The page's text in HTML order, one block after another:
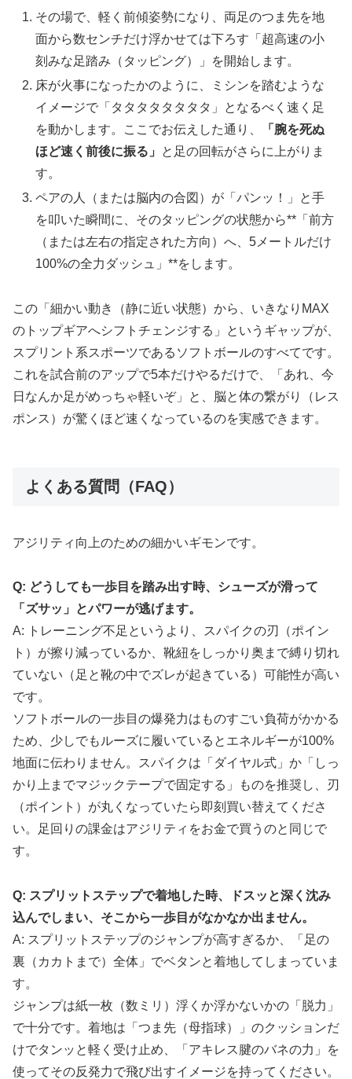
その場で、軽く前傾姿勢になり、両足のつま先を地
面から数センチだけ浮かせては下ろす「超高速の小
刻みな足踏み（タッピング）」を開始します。
床が火事になったかのように、ミシンを踏むような
イメージで「タタタタタタタタ」となるべく速く足
を動かします。ここでお伝えした通り、
「腕を死ぬ
ほど速く前後に振る」
と足の回転がさらに上がりま
す。
ペアの人（または脳内の合図）が「パンッ！」と手
を叩いた瞬間に、そのタッピングの状態から**「前方
（または左右の指定された方向）へ、5メートルだけ
100%の全力ダッシュ」**をします。
この「細かい動き（静に近い状態）から、いきなりMAX
のトップギアへシフトチェンジする」というギャップが、
スプリント系スポーツであるソフトボールのすべてです。
これを試合前のアップで5本だけやるだけで、「あれ、今
日なんか足がめっちゃ軽いぞ」と、脳と体の繋がり（レス
ポンス）が驚くほど速くなっているのを実感できます。
よくある質問（FAQ）
アジリティ向上のための細かいギモンです。
Q: どうしても一歩目を踏み出す時、シューズが滑って
「ズサッ」とパワーが逃げます。
A: トレーニング不足というより、スパイクの刃（ポイン
ト）が擦り減っているか、靴紐をしっかり奥まで縛り切れ
ていない（足と靴の中でズレが起きている）可能性が高い
です。
ソフトボールの一歩目の爆発力はものすごい負荷がかかる
ため、少しでもルーズに履いているとエネルギーが100%
地面に伝わりません。スパイクは「ダイヤル式」か「しっ
かり上までマジックテープで固定する」ものを推奨し、刃
（ポイント）が丸くなっていたら即刻買い替えてくださ
い。足回りの課金はアジリティをお金で買うのと同じで
す。
Q: スプリットステップで着地した時、ドスッと深く沈み
込んでしまい、そこから一歩目がなかなか出ません。
A: スプリットステップのジャンプが高すぎるか、「足の
裏（カカトまで）全体」でベタンと着地してしまっていま
す。
ジャンプは紙一枚（数ミリ）浮くか浮かないかの「脱力」
で十分です。着地は「つま先（母指球）」のクッションだ
けでタンッと軽く受け止め、「アキレス腱のバネの力」を
使ってその反発力で飛び出すイメージを持ってください。